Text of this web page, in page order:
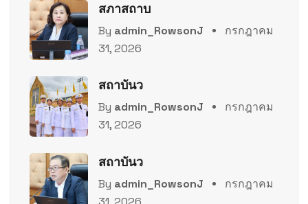
สภาสถาบ
By admin_RowsonJ
กรกฎาคม
31, 2026
สถาบันว
By admin_RowsonJ
กรกฎาคม
31, 2026
สถาบันว
By admin_RowsonJ
กรกฎาคม